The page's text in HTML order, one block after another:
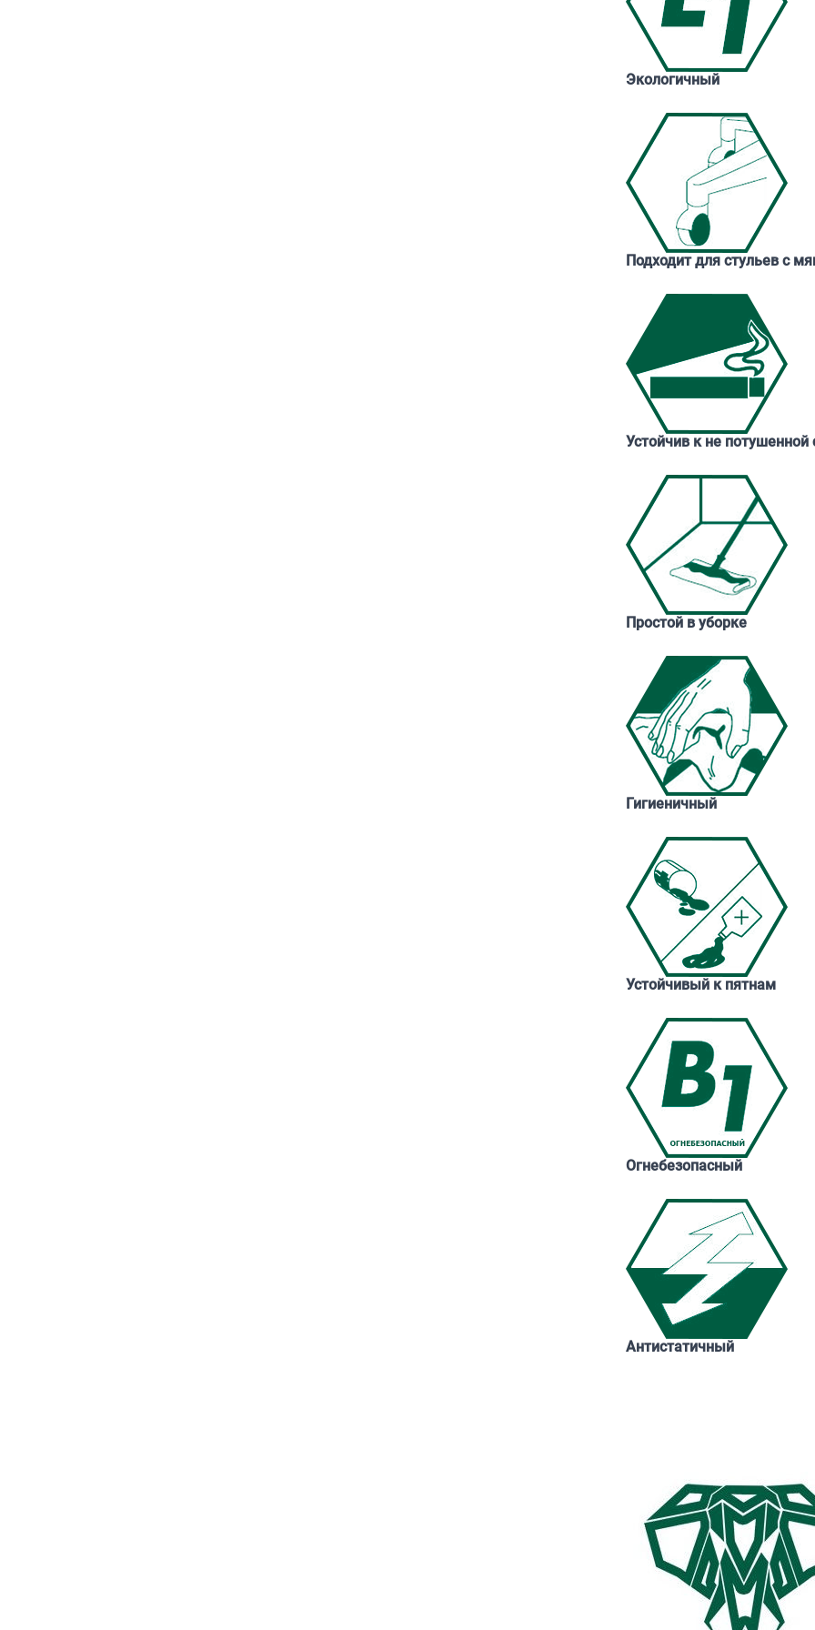
Экологичный
Подходит для стульев с
Устойчив к не потушенной
Простой в уборке
Гигиеничный
Устойчивый к пятнам
Огнебезопасный
Антистатичный